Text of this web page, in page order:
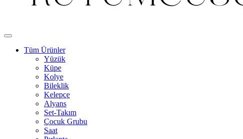
Tüm Ürünler
Yüzük
Küpe
Kolye
Bileklik
Kelepçe
Alyans
Set-Takım
Çocuk Grubu
Saat